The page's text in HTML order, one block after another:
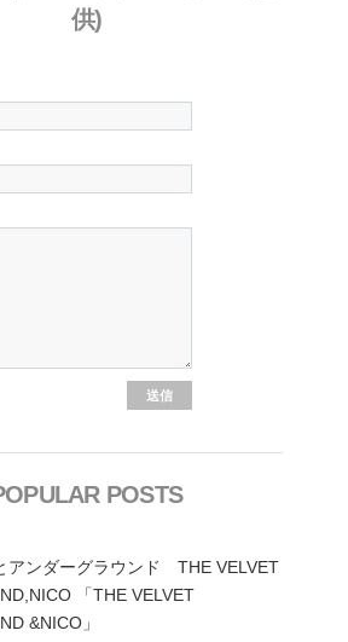
供)
POSTS
アンダーグラウンド THE VELVET
「THE VELVET
&NICO」